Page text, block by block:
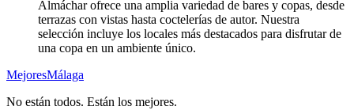
Almáchar ofrece una amplia variedad de bares y copas, desde
terrazas con vistas hasta coctelerías de autor. Nuestra
selección incluye los locales más destacados para disfrutar de
una copa en un ambiente único.
MejoresMálaga
No están todos. Están los mejores.